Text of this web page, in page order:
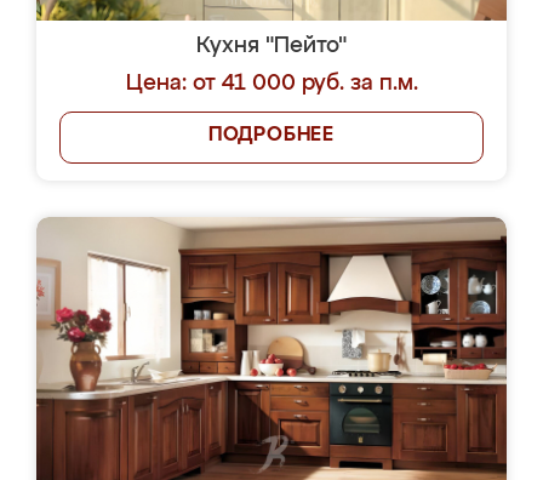
Кухня "Пейто"
Цена: от 41 000 руб. за п.м.
ПОДРОБНЕЕ